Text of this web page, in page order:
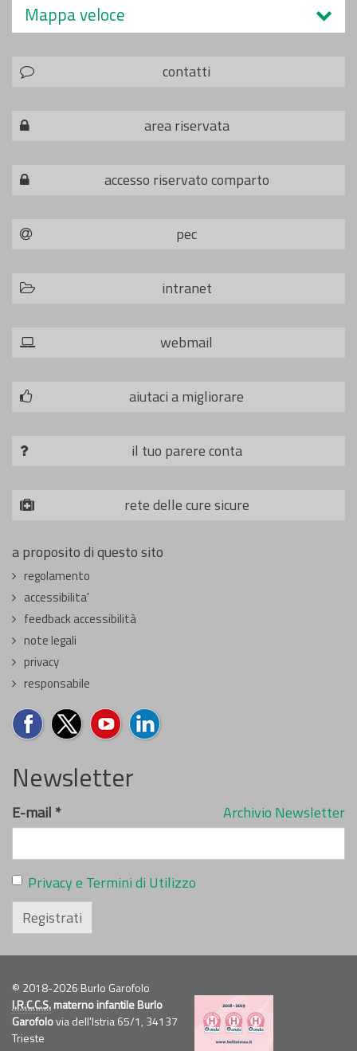
Mappa veloce
contatti
area riservata
accesso riservato comparto
pec
intranet
webmail
aiutaci a migliorare
il tuo parere conta
rete delle cure sicure
a proposito di questo sito
regolamento
accessibilita'
feedback accessibilità
note legali
privacy
responsabile
Newsletter
Archivio Newsletter
E-mail *
Privacy e Termini di Utilizzo
Registrati
© 2018-2026 Burlo Garofolo
I.R.C.C.S.materno infantile Burlo
Garofolovia dell'Istria 65/1, 34137
Trieste